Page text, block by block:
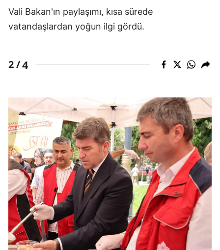
Vali Bakan'ın paylaşımı, kısa sürede
vatandaşlardan yoğun ilgi gördü.
2 /4